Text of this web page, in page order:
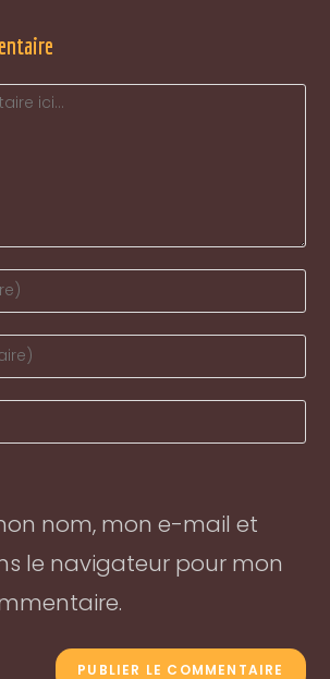
nom, mon e-mail et
le navigateur pour mon